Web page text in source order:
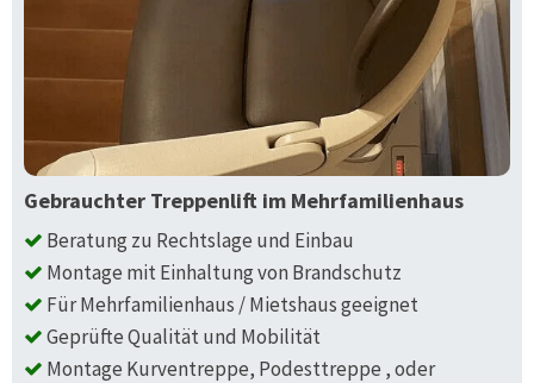
Gebrauchter Treppenlift im Mehrfamilienhaus
Beratung zu Rechtslage und Einbau
Montage mit Einhaltung von Brandschutz
Für Mehrfamilienhaus / Mietshaus geeignet
Geprüfte Qualität und Mobilität
Montage Kurventreppe, Podesttreppe , oder